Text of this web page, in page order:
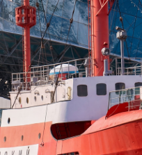
Истории и тайны
Калининграда с
марципана в бастионе
«Обертайх»
10:00, 14:00